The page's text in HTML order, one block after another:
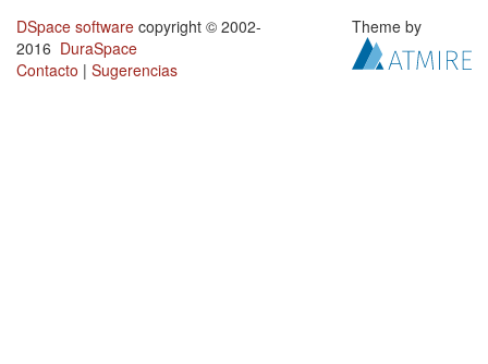
DSpace software copyright © 2002-
2016 DuraSpace
Contacto | Sugerencias
Theme by